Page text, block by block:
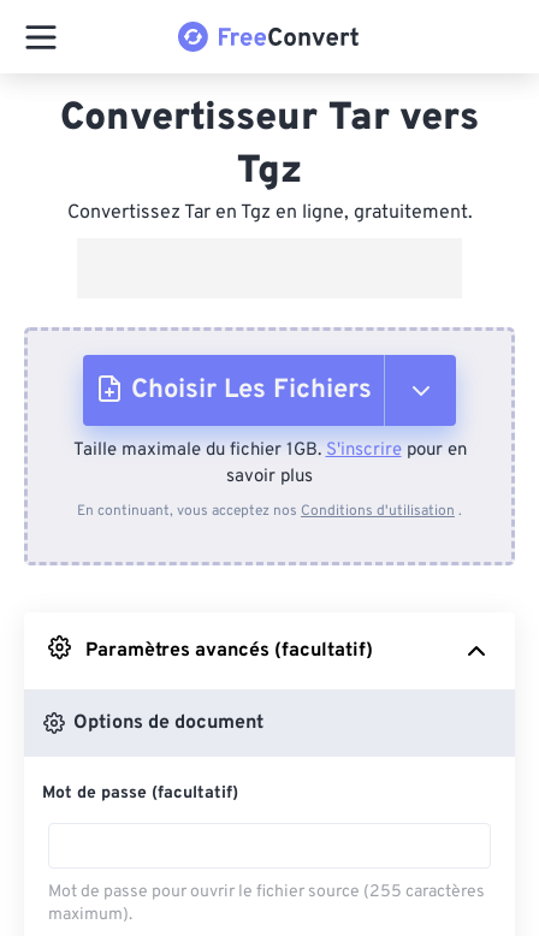
Convertisseur Tar vers
Tgz
Convertissez Tar en Tgz en ligne, gratuitement.
Choisir Les Fichiers
Depuis l'appareil
Depuis Google Drive
Depuis OneDrive
Depuis l'URL
Taille maximale du fichier 1GB.S'inscrirepour en
savoir plus
En continuant, vous acceptez nos Conditions d'utilisation .
Paramètres avancés (facultatif)
Options de document
Mot de passe (facultatif)
Mot de passe pour ouvrir le fichier source (255 caractères
maximum).